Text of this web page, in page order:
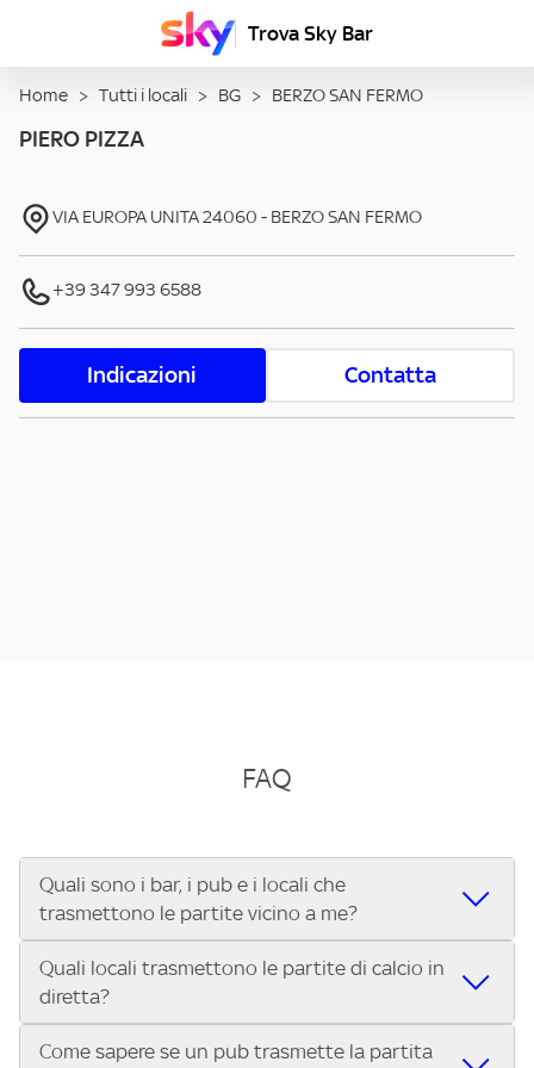
Trova Sky Bar
Home > Tutti i locali > BG > BERZO SAN FERMO
PIERO PIZZA
VIA EUROPA UNITA24060 - BERZO SAN FERMO
+39 347 993 6588
Indicazioni Contatta
FAQ
Quali sono i bar, i pub e i locali che
trasmettono le partite vicino a me?
Se cerchi un bar, pub, ristorante o locale vicino a te per
vedere le partite di Serie A ENILIVE, la Serie C Sky Wifi, la
UEFA Champions League, la UEFA Europa League, la UEFA
Conference League, il Tennis, la Formula 1®, la MotoGP™ e
Quali locali trasmettono le partite di calcio in
diretta?
Vuoi sapere quali bar, pub o ristoranti mostrano le partite
Come sapere se un pub trasmette la partita